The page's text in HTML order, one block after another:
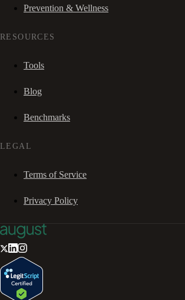
Prevention & Wellness
RESOURCES
Tools
Blog
Benchmarks
LEGAL
Terms of Service
Privacy Policy